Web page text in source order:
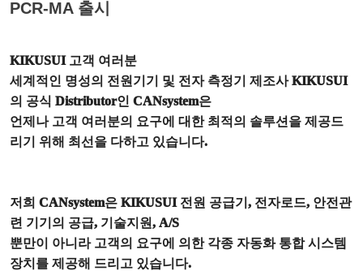
PCR-MA 출시
KIKUSUI 고객 여러분
세계적인 명성의 전원기기 및 전자 측정기 제조사KIKUSUI
의 공식 Distributor인 CANsystem은
언제나 고객 여러분의 요구에 대한 최적의 솔루션을 제공드
리기 위해 최선을 다하고 있습니다.
저희 CANsystem은 KIKUSUI 전원 공급기 , 전자로드, 안전관
련 기기의 공급, 기술지원, A/S
뿐만이 아니라 고객의 요구에 의한 각종 자동화 통합 시스템
장치를 제공해 드리고 있습니다.